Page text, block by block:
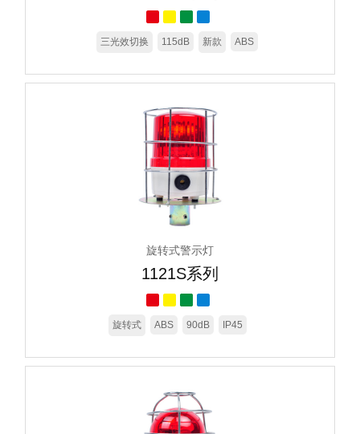
三光效切换 115dB 新款 ABS
旋转式警示灯
1121S系列
旋转式 ABS 90dB IP45